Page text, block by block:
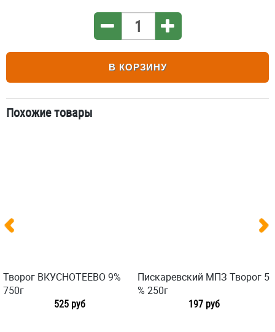
В КОРЗИНУ
Похожие товары
Творог ВКУСНОТЕЕВО 9%
750г
525 руб
Пискаревский МПЗ Творог 5
% 250г
197 руб